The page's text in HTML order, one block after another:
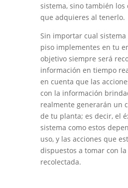
sistema, sino también los
que adquieres al tenerlo.
Sin importar cual
piso implementes en tu
objetivo siempre será
información en tiempo
en cuenta que las
con la información
realmente generarán un
de tu planta; es decir, el
sistema como estos
uso, y las acciones que
dispuestos a tomar con
recolectada.